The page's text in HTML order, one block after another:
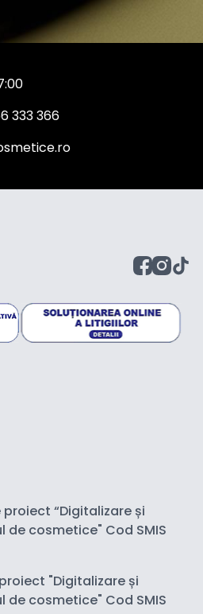
333 366
“Digitalizare și
de cosmetice" Cod SMIS
"Digitalizare și
de cosmetice" Cod SMIS